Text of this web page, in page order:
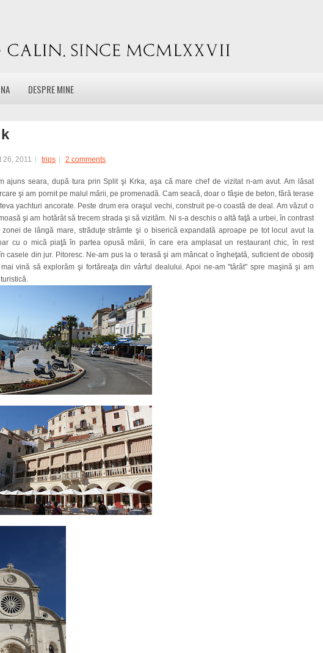
DESPRE MINE
26, 2011 trips 2 comments
ajuns seara, după tura prin Split şi Krka, aşa că mare chef de vizitat n-am avut. Am lăsat
şi am pornit pe malul mării, pe promenadă. Cam seacă, doar o fâşie de beton, fără terase
yachturi ancorate. Peste drum era oraşul vechi, construit pe-o coastă de deal. Am văzut o
şi am hotărât să trecem strada şi să vizităm. Ni s-a deschis o altă faţă a urbei, în contrast
de lângă mare, străduţe strâmte şi o biserică expandată aproape pe tot locul avut la
cu o mică piaţă în partea opusă mării, în care era amplasat un restaurant chic, în rest
casele din jur. Pitoresc. Ne-am pus la o terasă şi am mâncat o îngheţată, suficient de obosiţi
vină să explorăm şi fortăreaţa din vârful dealului. Apoi ne-am "târât" spre maşină şi am